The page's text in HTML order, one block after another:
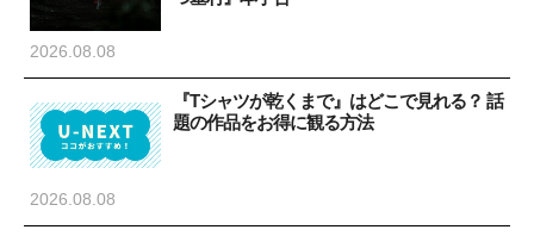
2026.08.08
『Tシャツが乾くまで』はどこで見れる？ 話
題の作品をお得に観る方法
2026.08.08